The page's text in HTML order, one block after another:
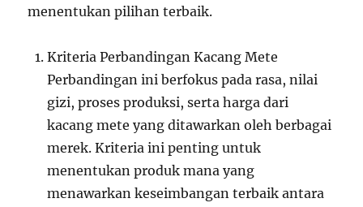
menentukan pilihan terbaik.
Kriteria Perbandingan Kacang Mete
Perbandingan ini berfokus pada rasa, nilai
gizi, proses produksi, serta harga dari
kacang mete yang ditawarkan oleh berbagai
merek. Kriteria ini penting untuk
menentukan produk mana yang
menawarkan keseimbangan terbaik antara